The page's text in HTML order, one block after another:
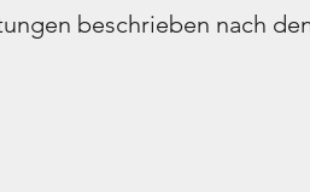
beschrieben nach